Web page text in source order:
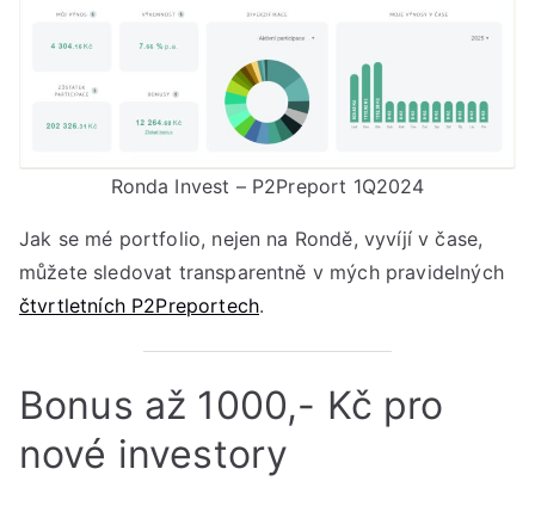
Ronda Invest – P2Preport 1Q2024
Jak se mé portfolio, nejen na Rondě, vyvíjí v čase,
můžete sledovat transparentně v mých pravidelných
čtvrtletních P2Preportech.
Bonus až 1000,- Kč pro
nové investory